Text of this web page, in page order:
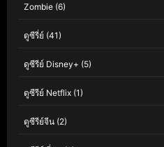
Zombie (6)
ดูซีรี่ย์ (41)
ดูซีรีย์ Disney+ (5)
ดูซีรีย์ Netflix (1)
ดูซีรีย์จีน (2)